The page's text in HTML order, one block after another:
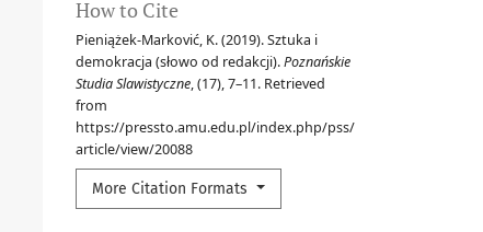
How to Cite
Pieniążek-Marković, K. (2019). Sztuka i
demokracja (słowo od redakcji).Poznańskie
Studia Slawistyczne, (17), 7–11. Retrieved
from
https://pressto.amu.edu.pl/index.php/pss/
article/view/20088
More Citation Formats